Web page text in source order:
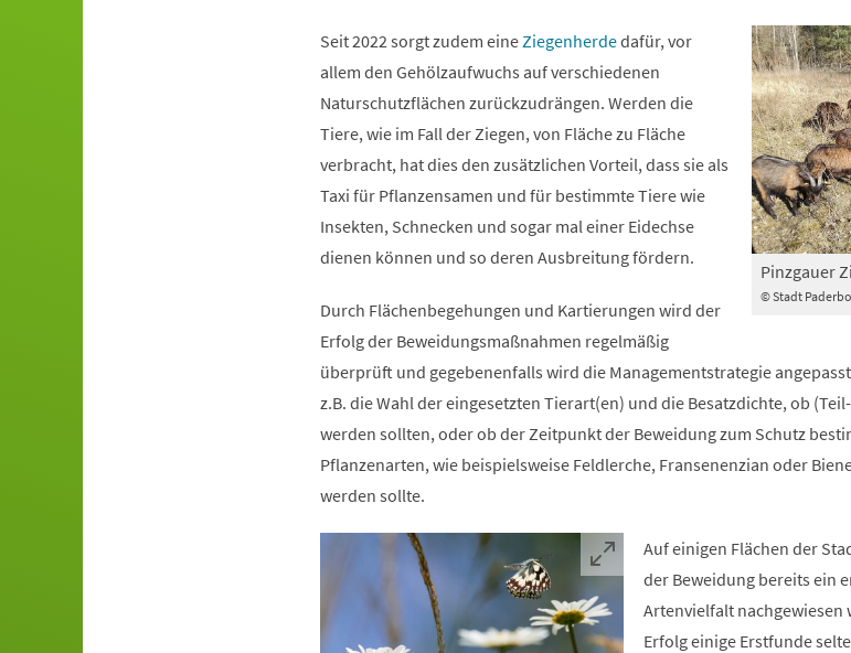
© Stadt
Pinzgauer
Seit 2022 sorgt zudem eine Ziegenherdedafür, vor
allem den Gehölzaufwuchs auf verschiedenen
Naturschutzflächen zurückzudrängen. Werden die
Tiere, wie im Fall der Ziegen, von Fläche zu Fläche
verbracht, hat dies den zusätzlichen Vorteil, dass sie als
Taxi für Pflanzensamen und für bestimmte Tiere wie
Insekten, Schnecken und sogar mal einer Eidechse
dienen können und so deren Ausbreitung fördern.
Durch Flächenbegehungen und Kartierungen wird der
Erfolg der Beweidungsmaßnahmen regelmäßig
überprüft und gegebenenfalls wird die Managementstrategie
z.B. die Wahl der eingesetzten Tierart(en) und die Besatzdichte, ob
werden sollten, oder ob der Zeitpunkt der Beweidung zum Schutz
Pflanzenarten, wie beispielsweise Feldlerche, Fransenenzian oder
werden sollte.
Auf einigen Flächen der
der Beweidung bereits ein
Artenvielfalt nachgewiesen
Erfolg einige Erstfunde